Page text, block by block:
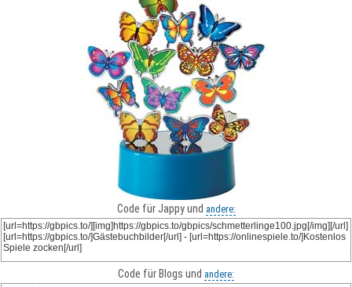
Code für Jappy und andere:
Code für Blogs und andere: